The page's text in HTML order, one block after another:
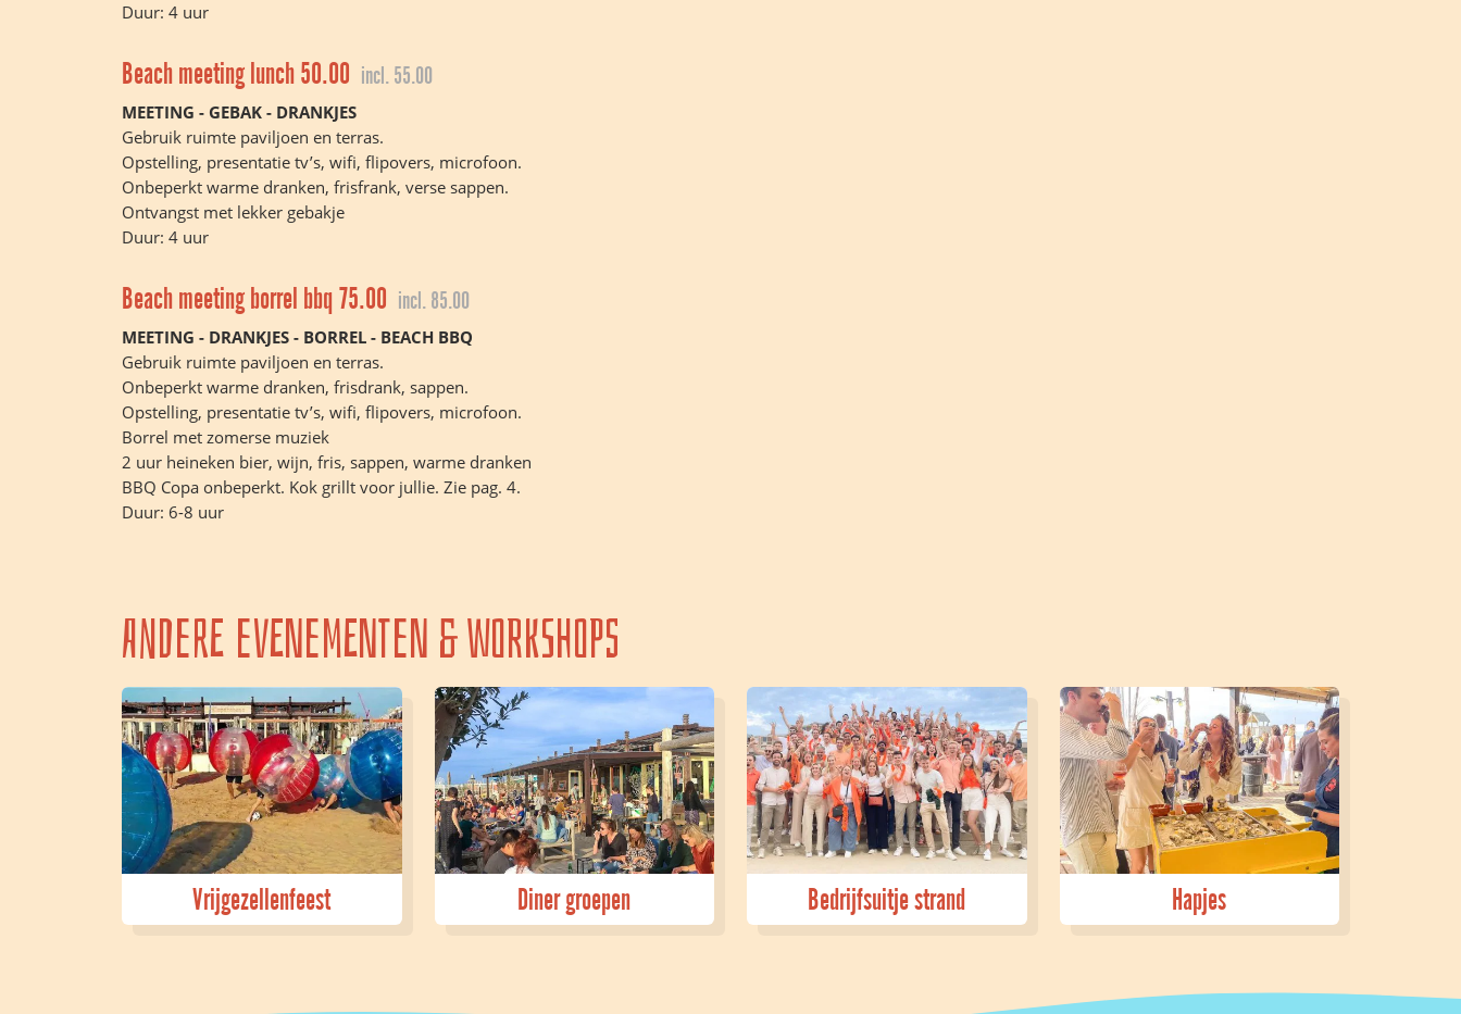
Duur: 4 uur
Beach meeting lunch 50.00 incl. 55.00
MEETING - GEBAK - DRANKJES
Gebruik ruimte paviljoen en terras.
Opstelling, presentatie tv’s, wifi, flipovers, microfoon.
Onbeperkt warme dranken, frisfrank, verse sappen.
Ontvangst met lekker gebakje
Duur: 4 uur
Beach meeting borrel bbq 75.00 incl. 85.00
MEETING - DRANKJES - BORREL - BEACH BBQ
Gebruik ruimte paviljoen en terras.
Onbeperkt warme dranken, frisdrank, sappen.
Opstelling, presentatie tv’s, wifi, flipovers, microfoon.
Borrel met zomerse muziek
2 uur heineken bier, wijn, fris, sappen, warme dranken
BBQ Copa onbeperkt. Kok grillt voor jullie. Zie pag. 4.
Duur: 6-8 uur
Andere evenementen & workshops
Vrijgezellenfeest Diner groepen Bedrijfsuitje strand Hapjes